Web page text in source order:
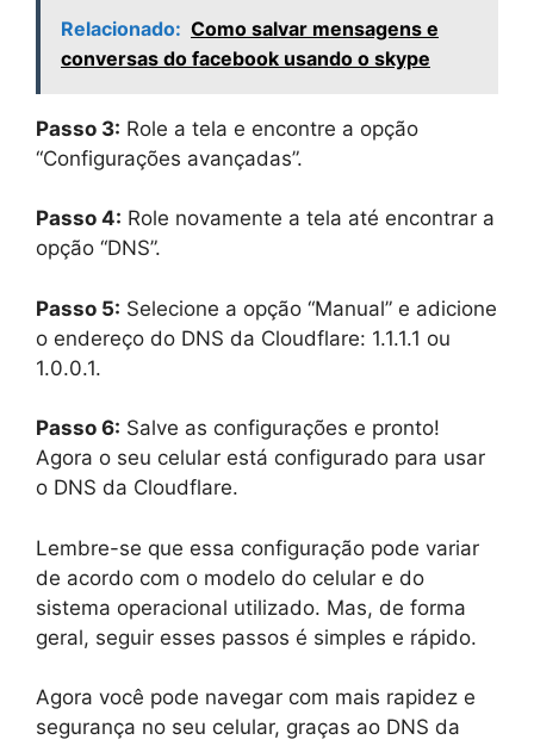
Relacionado: Como salvar mensagens e
conversas do facebook usando o skype
Passo 3: Role a tela e encontre a opção
“Configurações avançadas”.
Passo 4: Role novamente a tela até encontrar a
opção “DNS”.
Passo 5: Selecione a opção “Manual” e adicione
o endereço do DNS da Cloudflare: 1.1.1.1 ou
1.0.0.1.
Passo 6: Salve as configurações e pronto!
Agora o seu celular está configurado para usar
o DNS da Cloudflare.
Lembre-se que essa configuração pode variar
de acordo com o modelo do celular e do
sistema operacional utilizado. Mas, de forma
geral, seguir esses passos é simples e rápido.
Agora você pode navegar com mais rapidez e
segurança no seu celular, graças ao DNS da